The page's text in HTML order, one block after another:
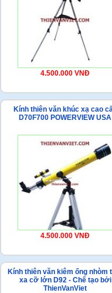
4.500.000 VNĐ
Kính thiên văn khúc xạ cao
D70F700 POWERVIEW USA
4.500.000 VNĐ
Kính thiên văn kiêm ống nhòm
xa cỡ lớn D92 - Chế tạo bởi
ThienVanViet